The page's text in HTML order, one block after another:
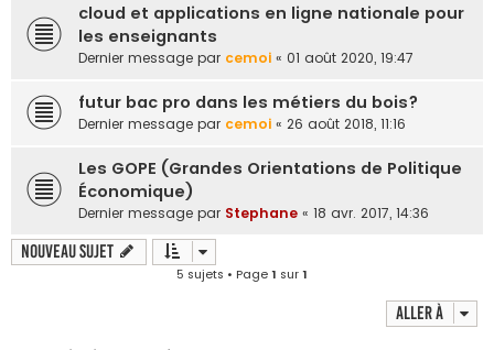
cloud et applications en ligne nationale pour
les enseignants
Dernier message par cemoi « 01 août 2020, 19:47
futur bac pro dans les métiers du bois?
Dernier message par cemoi « 26 août 2018, 11:16
Les GOPE (Grandes Orientations de Politique
Économique)
Dernier message par Stephane « 18 avr. 2017, 14:36
Nouveau sujet
5 sujets • Page1 sur1
Aller à